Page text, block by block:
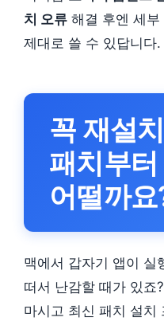
치 오류 해결 후엔 세
제대로 쓸 수 있답니다.
꼭 재설
패치부
어떨까요
맥에서 갑자기 앱이 실
떠서 난감할 때가 있죠
마시고 최신 패치 설치